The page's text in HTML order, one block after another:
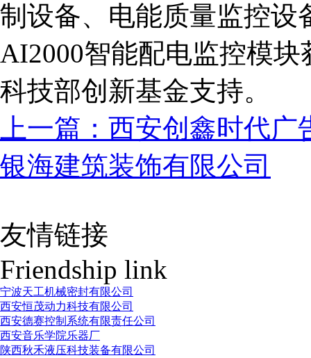
制设备、电能质量监控设
AI2000智能配电监控模
科技部创新基金支持。
上一篇：西安创鑫时代
银海建筑装饰有限公司
友情链接
Friendship link
宁波天工机械密封有限公司
西安恒茂动力科技有限公司
西安德赛控制系统有限责任公司
西安音乐学院乐器厂
陕西秋禾液压科技装备有限公司